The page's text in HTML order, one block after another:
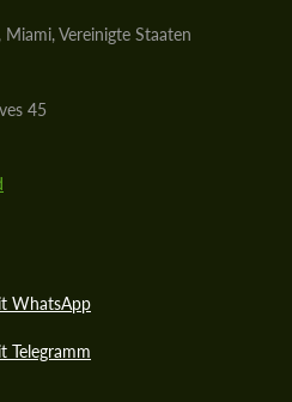
Vereinigte Staaten
45
WhatsApp
Telegramm